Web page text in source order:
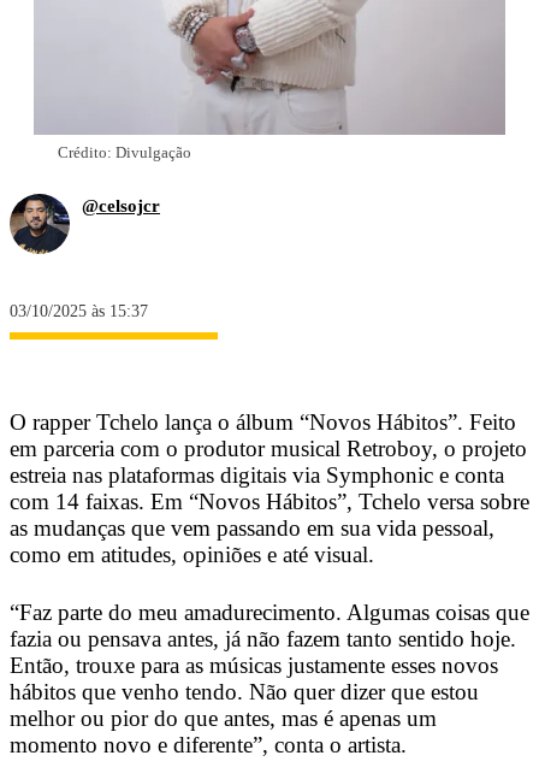
Crédito: Divulgação
@celsojcr
03/10/2025 às 15:37
O rapper Tchelo lança o álbum “Novos Hábitos”. Feito
em parceria com o produtor musical Retroboy, o projeto
estreia nas plataformas digitais via Symphonic e conta
com 14 faixas. Em “Novos Hábitos”, Tchelo versa sobre
as mudanças que vem passando em sua vida pessoal,
como em atitudes, opiniões e até visual.
“Faz parte do meu amadurecimento. Algumas coisas que
fazia ou pensava antes, já não fazem tanto sentido hoje.
Então, trouxe para as músicas justamente esses novos
hábitos que venho tendo. Não quer dizer que estou
melhor ou pior do que antes, mas é apenas um
momento novo e diferente”, conta o artista.